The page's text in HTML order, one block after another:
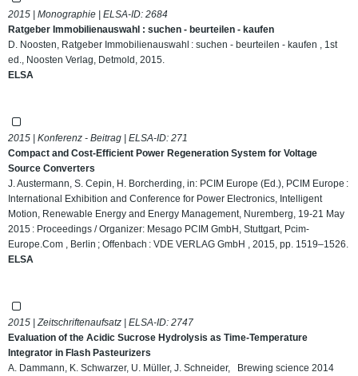
2015 | Monographie | ELSA-ID: 2684
Ratgeber Immobilienauswahl : suchen - beurteilen - kaufen
D. Noosten, Ratgeber Immobilienauswahl : suchen - beurteilen - kaufen , 1st
ed., Noosten Verlag, Detmold, 2015.
ELSA
2015 | Konferenz - Beitrag | ELSA-ID: 271
Compact and Cost-Efficient Power Regeneration System for Voltage
Source Converters
J. Austermann, S. Cepin, H. Borcherding, in: PCIM Europe (Ed.), PCIM Europe :
International Exhibition and Conference for Power Electronics, Intelligent
Motion, Renewable Energy and Energy Management, Nuremberg, 19-21 May
2015 : Proceedings / Organizer: Mesago PCIM GmbH, Stuttgart, Pcim-
Europe.Com , Berlin ; Offenbach : VDE VERLAG GmbH , 2015, pp. 1519–1526.
ELSA
2015 | Zeitschriftenaufsatz | ELSA-ID: 2747
Evaluation of the Acidic Sucrose Hydrolysis as Time-Temperature
Integrator in Flash Pasteurizers
A. Dammann, K. Schwarzer, U. Müller, J. Schneider, Brewing science 2014